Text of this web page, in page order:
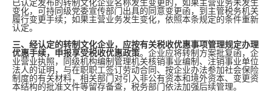
已认定发布的转制文化企业名称发生变更的，如果主营业务未发生
变化，可持同级党委宣传部门出具的同意变更函，到主管税务机关
履行变更手续；如果主营业务发生变化，依照本条规定的条件重新
认定。
三、经认定的转制文化企业，应按有关税收优惠事项管理规定办理
优惠手续，申报享受税收优惠政策。企业应将转制方案批复函，企
业营业执照，同级机构编制管理机关核销事业编制、注销事业单位
法人的证明，与在职职工签订劳动合同、按企业办法参加社会保险
制度的有关材料，相关部门对引入非公有资本和境外资本、变更资
本结构的批准文件等留存备查，税务部门依法加强后续管理。